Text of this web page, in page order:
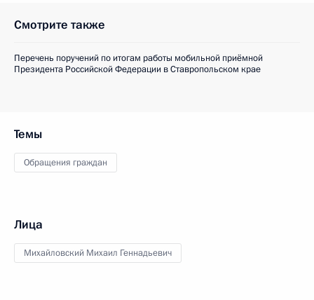
Смотрите также
Перечень поручений по итогам работы мобильной приёмной
Президента Российской Федерации в Ставропольском крае
Темы
Обращения граждан
Лица
Михайловский Михаил Геннадьевич